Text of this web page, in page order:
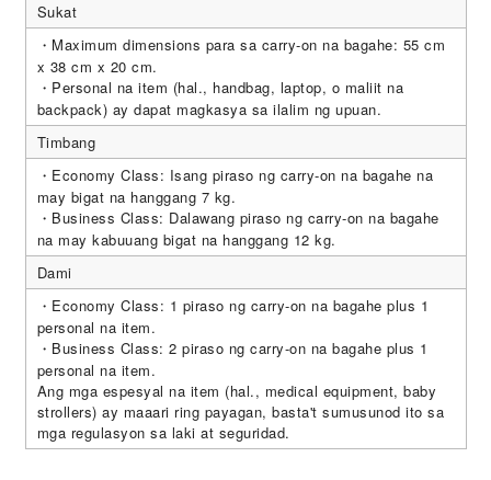
Sukat
・Maximum dimensions para sa carry-on na bagahe: 55 cm
x 38 cm x 20 cm.
・Personal na item (hal., handbag, laptop, o maliit na
backpack) ay dapat magkasya sa ilalim ng upuan.
Timbang
・Economy Class: Isang piraso ng carry-on na bagahe na
may bigat na hanggang 7 kg.
・Business Class: Dalawang piraso ng carry-on na bagahe
na may kabuuang bigat na hanggang 12 kg.
Dami
・Economy Class: 1 piraso ng carry-on na bagahe plus 1
personal na item.
・Business Class: 2 piraso ng carry-on na bagahe plus 1
personal na item.
Ang mga espesyal na item (hal., medical equipment, baby
strollers) ay maaari ring payagan, basta't sumusunod ito sa
mga regulasyon sa laki at seguridad.